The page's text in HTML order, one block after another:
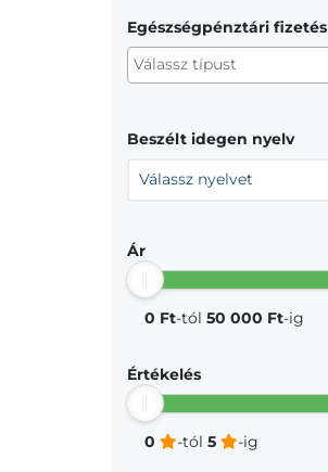
Egészségpénztári fizetés
Beszélt idegen nyelv
Válassz nyelvet
Ár
0 Ft-tól 50 000 Ft-ig
Értékelés
0 -tól 5 -ig